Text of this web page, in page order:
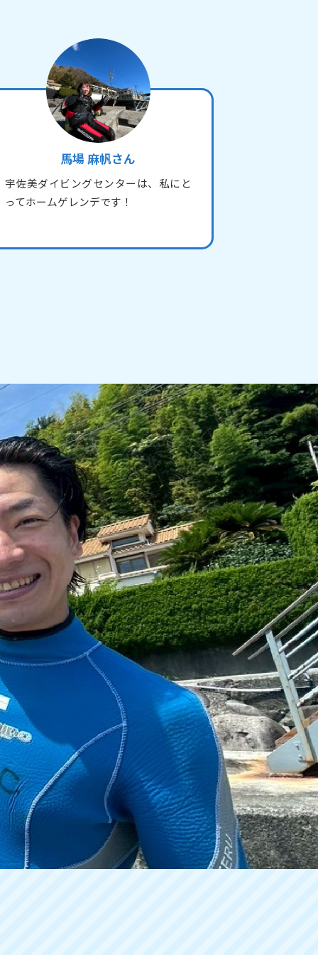
馬場 麻帆さん
宇佐美ダイビングセンターは、私にと
ってホームゲレンデです！